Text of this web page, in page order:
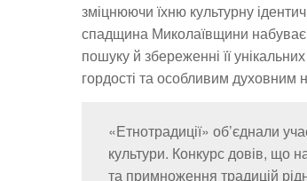
зміцнюючи їхню культурну
спадщина Миколаївщини набуває
пошуку й збереженні її
гордості та особливим
«Етнотрадиції» об’єднали
культури. Конкурс довів, що
та примноження традицій